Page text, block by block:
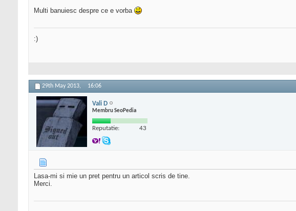
Multi banuiesc despre ce e vorba
:)
29th May 2013, 16:06
Vali D
Membru SeoPedia
Reputatie: 43
Lasa-mi si mie un pret pentru un articol scris de tine.
Merci.